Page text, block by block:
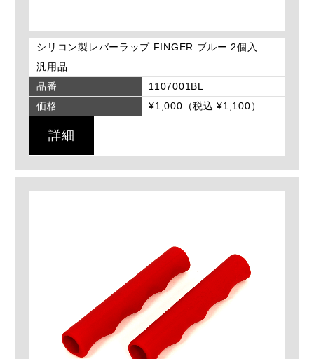
シリコン製レバーラップ FINGER ブルー 2個入
汎用品
品番
1107001BL
価格
¥1,000（税込 ¥1,100）
詳細